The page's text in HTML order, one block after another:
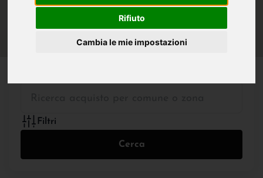
Rifiuto
Cambia le mie impostazioni
Filtri
Cerca